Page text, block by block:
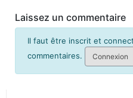
Laissez un commentaire
Il faut être inscrit et
commentaires.
Connexion